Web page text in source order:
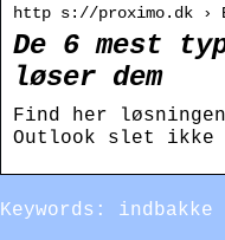
http s://proximo.dk ›
De 6 mest
løser dem
Find her
Outlook slet
Keywords: